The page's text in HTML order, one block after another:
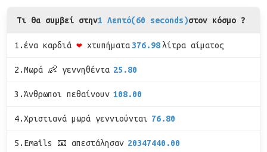
Τι θα συμβεί στην1 Λεπτό(60 seconds)στον κόσμο ?
1.ένα καρδιά ❤ χτυπήματα 376.98 λίτρα αίματος
2.Μωρά 👶 γεννηθέντα 25.80
3.Άνθρωποι πεθαίνουν 108.00
4.Χριστιανά μωρά γεννιούνται 76.80
5.Emails 📧 απεστάλησαν 20347440.00